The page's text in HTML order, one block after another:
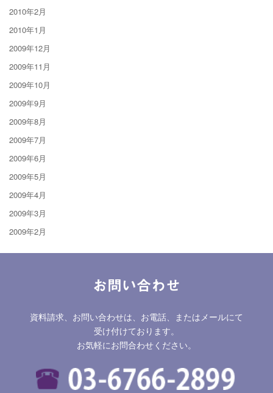
2010年2月
2010年1月
2009年12月
2009年11月
2009年10月
2009年9月
2009年8月
2009年7月
2009年6月
2009年5月
2009年4月
2009年3月
2009年2月
お問い合わせ
資料請求、お問い合わせは、お電話、またはメールにて
受け付けております。
お気軽にお問合わせください。